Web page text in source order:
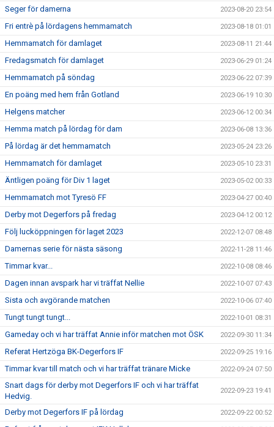
Seger för damerna 2023-08-20 23:54
Fri entrè på lördagens hemmamatch 2023-08-18 01:01
Hemmamatch för damlaget 2023-08-11 21:44
Fredagsmatch för damlaget 2023-06-29 01:24
Hemmamatch på söndag 2023-06-22 07:39
En poäng med hem från Gotland 2023-06-19 10:30
Helgens matcher 2023-06-12 00:34
Hemma match på lördag för dam 2023-06-08 13:36
På lördag är det hemmamatch 2023-05-24 23:26
Hemmamatch för damlaget 2023-05-10 23:31
Äntligen poäng för Div 1 laget 2023-05-02 00:33
Hemmamatch mot Tyresö FF 2023-04-27 00:40
Derby mot Degerfors på fredag 2023-04-12 00:12
Följ lucköppningen för laget 2023 2022-12-07 08:48
Damernas serie för nästa säsong 2022-11-28 11:46
Timmar kvar... 2022-10-08 08:46
Dagen innan avspark har vi träffat Nellie 2022-10-07 07:43
Sista och avgörande matchen 2022-10-06 07:40
Tungt tungt tungt... 2022-10-01 08:31
Gameday och vi har träffat Annie inför matchen mot ÖSK 2022-09-30 11:34
Referat Hertzöga BK-Degerfors IF 2022-09-25 19:16
Timmar kvar till match och vi har träffat tränare Micke 2022-09-24 07:50
Snart dags för derby mot Degerfors IF och vi har träffat
Hedvig.
2022-09-23 19:41
Derby mot Degerfors IF på lördag 2022-09-22 00:52